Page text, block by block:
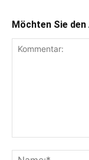
Möchten Sie